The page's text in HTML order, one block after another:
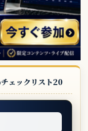
ェックリスト20